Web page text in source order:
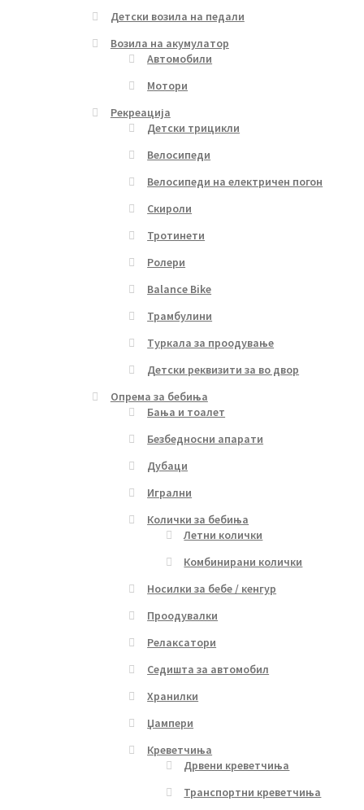
Детски возила на педали
Возила на акумулатор
Автомобили
Мотори
Рекреација
Детски трицикли
Велосипеди
Велосипеди на електричен погон
Скироли
Тротинети
Ролери
Balance Bike
Трамбулини
Туркала за проодување
Детски реквизити за во двор
Опрема за бебиња
Бања и тоалет
Безбедносни апарати
Дубаци
Игрални
Колички за бебиња
Летни колички
Комбинирани колички
Носилки за бебе / кенгур
Проодувалки
Релаксатори
Седишта за автомобил
Хранилки
Џампери
Креветчиња
Дрвени креветчиња
Транспортни креветчиња